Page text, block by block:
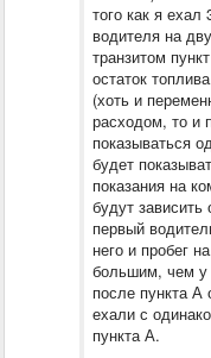
того как я
водителя на
транзитом
остаток
(хоть и
расходом, то и
показываться
будет
показания на
будут
первый
него и пробег
большим, чем у
после пункта А
ехали с
пункта А.